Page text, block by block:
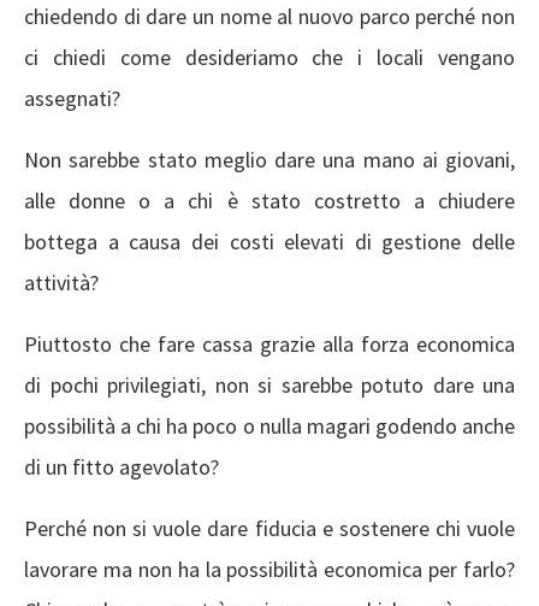
chiedendo di dare un nome al nuovo parco perché non
ci chiedi come desideriamo che i locali vengano
assegnati?
Non sarebbe stato meglio dare una mano ai giovani,
alle donne o a chi è stato costretto a chiudere
bottega a causa dei costi elevati di gestione delle
attività?
Piuttosto che fare cassa grazie alla forza economica
di pochi privilegiati, non si sarebbe potuto dare una
possibilità a chi ha poco o nulla magari godendo anche
di un fitto agevolato?
Perché non si vuole dare fiducia e sostenere chi vuole
lavorare ma non ha la possibilità economica per farlo?